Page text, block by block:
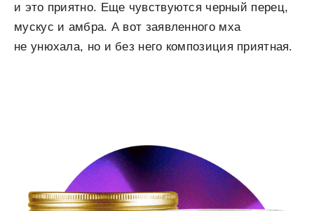
и это приятно. Еще чувствуются черный перец,
мускус и амбра. А вот заявленного мха
не унюхала, но и без него композиция приятная.